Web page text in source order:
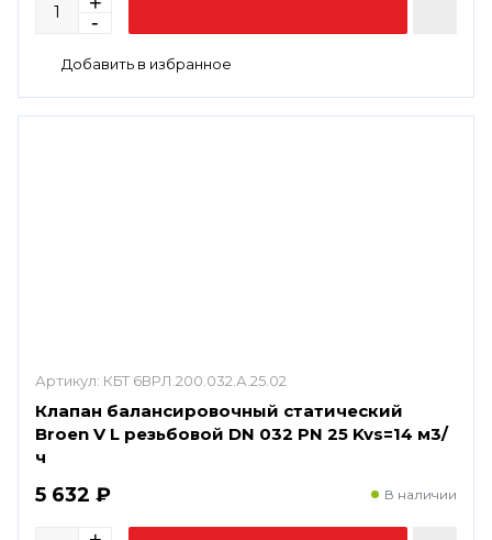
Артикул: КБТ 6ВРЛ.200.032.А.25.02
Клапан балансировочный статический
Broen V L резьбовой DN 032 PN 25 Kvs=14 м3/
ч
5 632 ₽ В наличии